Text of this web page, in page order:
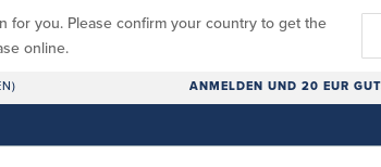
for you. Please confirm your country to get the
online.
ANMELDEN UND 20 EUR